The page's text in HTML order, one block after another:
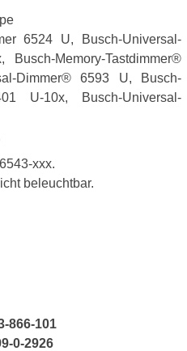
6524 U, Busch-Universal-
Busch-Memory-Tastdimmer®
Dimmer® 6593 U, Busch-
U-10x, Busch-Universal-
xxx.
beleuchtbar.
866-101
0-2926